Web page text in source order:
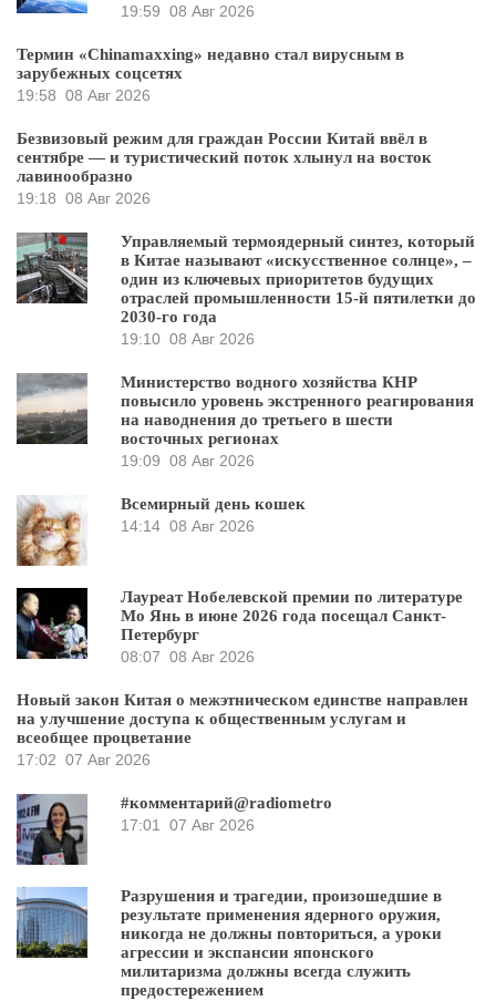
19:59 08 Авг 2026
Термин «Chinamaxxing» недавно стал вирусным в
зарубежных соцсетях
19:58 08 Авг 2026
Безвизовый режим для граждан России Китай ввёл в
сентябре — и туристический поток хлынул на восток
лавинообразно
19:18 08 Авг 2026
Управляемый термоядерный синтез, который
в Китае называют «искусственное солнце», –
один из ключевых приоритетов будущих
отраслей промышленности 15-й пятилетки до
2030-го года
19:10 08 Авг 2026
Министерство водного хозяйства КНР
повысило уровень экстренного реагирования
на наводнения до третьего в шести
восточных регионах
19:09 08 Авг 2026
Всемирный день кошек
14:14 08 Авг 2026
Лауреат Нобелевской премии по литературе
Мо Янь в июне 2026 года посещал Санкт-
Петербург
08:07 08 Авг 2026
Новый закон Китая о межэтническом единстве направлен
на улучшение доступа к общественным услугам и
всеобщее процветание
17:02 07 Авг 2026
#комментарий@radiometro
17:01
07 Авг 2026
Разрушения и трагедии, произошедшие в
результате применения ядерного оружия,
никогда не должны повториться, а уроки
агрессии и экспансии японского
милитаризма должны всегда служить
предостережением